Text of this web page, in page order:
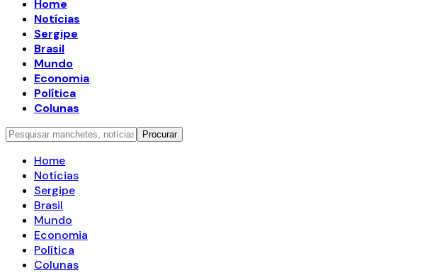
Home
Notícias
Sergipe
Brasil
Mundo
Economia
Política
Colunas
Home
Notícias
Sergipe
Brasil
Mundo
Economia
Política
Colunas